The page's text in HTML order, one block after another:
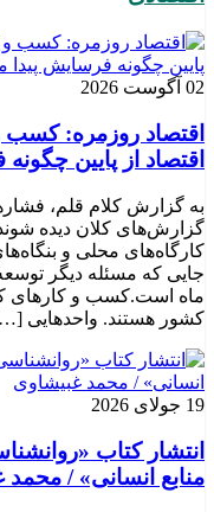
02 آگوست 2026
اقتصاد روزمره: کسب‌
اقتصاد از پایین
به گزارش کلام قلم،
گزارش‌های کلان دیده
کارگاه‌های محلی و
جایی که مسئله دیگر
ماه است.کسب‌ و کارهای
کشور هستند. واحدهایی
19 جولای 2026
انتشار کتاب
منابع انسانی» / محمد